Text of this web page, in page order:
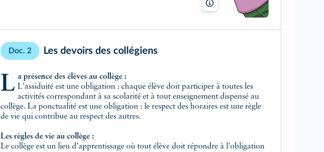
Vincent Brascaglia/Lelivrescolaire.fr
Doc. 2 Les devoirs des collégiens
La présence des élèves au collège :
L'assiduité est une obligation : chaque élève doit participer à toutes les
activités correspondant à sa scolarité et à tout enseignement dispensé au
collège. La ponctualité est une obligation : le respect des horaires est une règle
de vie qui contribue au respect des autres.
Les règles de vie au collège :
Le collège est un lieu d'apprentissage où tout élève doit répondre à l'obligation